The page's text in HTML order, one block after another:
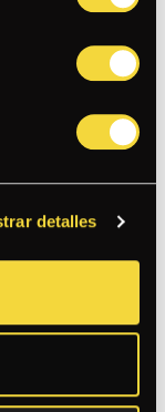
detalles
DE COL,
BLUE CHEESE,
QUESO AZUL,